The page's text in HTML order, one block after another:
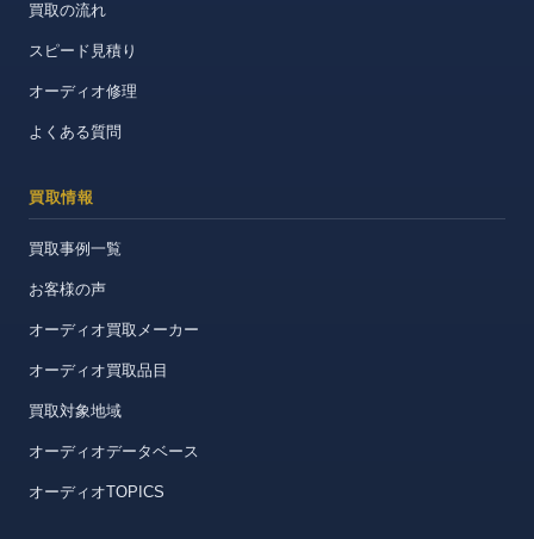
買取の流れ
スピード見積り
オーディオ修理
よくある質問
買取情報
買取事例一覧
お客様の声
オーディオ買取メーカー
オーディオ買取品目
買取対象地域
オーディオデータベース
オーディオTOPICS